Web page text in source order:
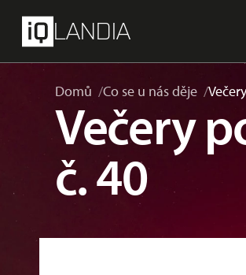
LANDIA
Domů Co se u nás děje
Večery
č. 40